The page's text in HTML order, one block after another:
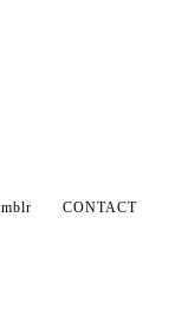
CONTACT